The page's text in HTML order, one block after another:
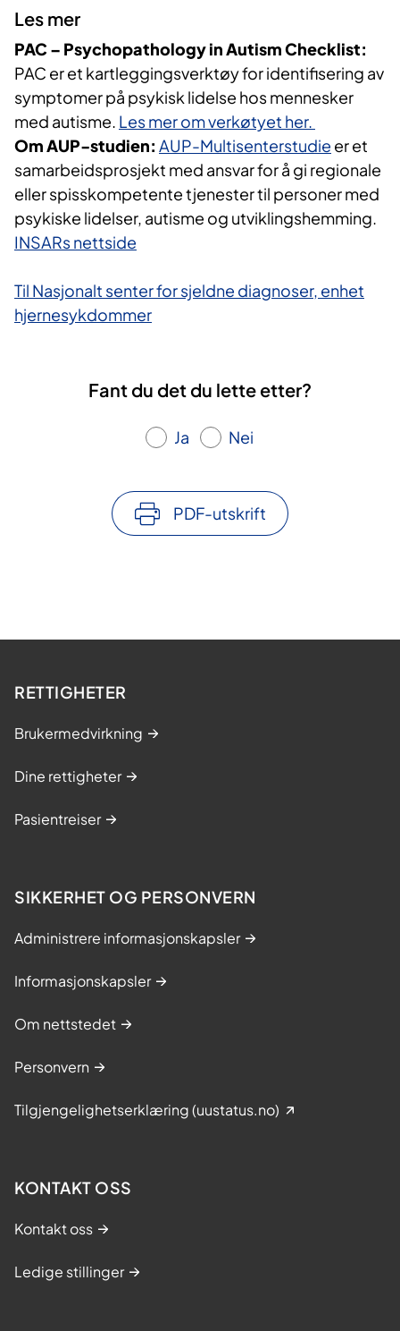
Les mer
PAC – Psychopathology in Autism Checklist:
PAC er et kartleggingsverktøy for identifisering av
symptomer på psykisk lidelse hos mennesker
med autisme. Les mer om verkøtyet her.
Om AUP-studien: AUP-Multisenterstudie er et
samarbeidsprosjekt med ansvar for å gi regionale
eller spisskompetente tjenester til personer med
psykiske lidelser, autisme og utviklingshemming.
INSARs nettside
Til Nasjonalt senter for sjeldne diagnoser, enhet
hjernesykdommer
Fant du det du lette etter?
Ja Nei
PDF-utskrift
RETTIGHETER
Brukermedvirkning
Dine rettigheter
Pasientreiser
SIKKERHET OG PERSONVERN
Administrere informasjonskapsler
Informasjonskapsler
Om nettstedet
Personvern
Tilgjengelighetserklæring (uustatus.no)
KONTAKT OSS
Kontakt oss
Ledige stillinger